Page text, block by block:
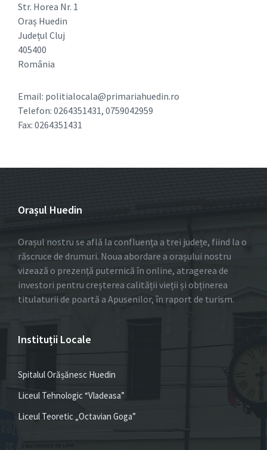
Str. Horea Nr. 1
Oraș Huedin
Județul Cluj
405400
România
Email: politialocala@primariahuedin.ro
Telefon: 0264351431, 0759042959
Fax: 0264351431
Orașul Huedin
Orașul nostru se află la confluența a trei județe, fiind la o
răscruce de drumuri. Noua abordare a orașului nostru
vizează o prezență puternică în online, atragerea de
investori pentru creșterea calității vieții și obținerea
titulaturii de poartă a Apusenilor, în raport de turism.
Instituții Locale
Spitalul Orășănesc Huedin
Liceul Tehnologic “Vladeasa”
Liceul Teoretic „Octavian Goga”